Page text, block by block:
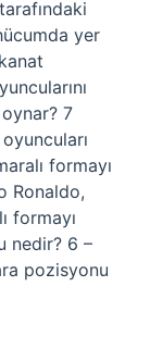
yer
7
formayı
Ronaldo,
formayı
nedir? 6 –
pozisyonu